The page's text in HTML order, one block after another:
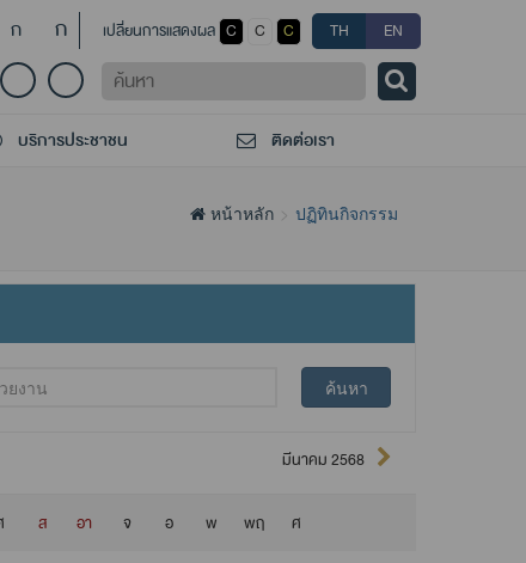
ก ก เปลี่ยนการแสดงผล C C C TH EN
ค้นหา
บริการประชาชน ติดต่อเรา
หน้าหลัก ปฏิทินกิจกรรม
ค้นหา
มีนาคม 2568
ส อา จ อ พ พฤ ศ